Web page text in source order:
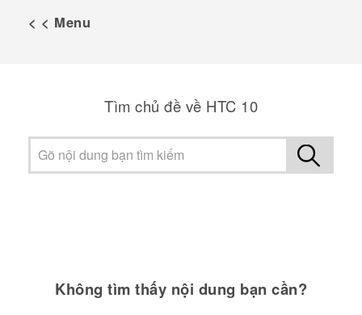
< < Menu
Tìm chủ đề về HTC 10
Không tìm thấy nội dung bạn cần?